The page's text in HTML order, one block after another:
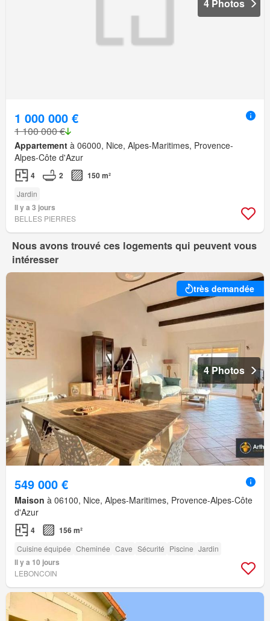
4 Photos
1 000 000 €
1 100 000 €
Appartement à 06000, Nice, Alpes-Maritimes, Provence-
Alpes-Côte d'Azur
4 2 150 m²
Jardin
Il y a 3 jours
BELLES PIERRES
Nous avons trouvé ces logements qui peuvent vous
intéresser
très demandée
4 Photos
549 000 €
Maison à 06100, Nice, Alpes-Maritimes, Provence-Alpes-Côte
d'Azur
4 156 m²
Cuisine équipée Cheminée Cave Sécurité Piscine Jardin
Il y a 10 jours
LEBONCOIN